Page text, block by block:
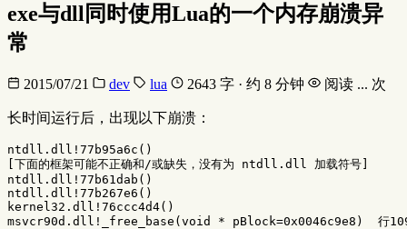
exe与dll同时使用Lua的一个内存崩溃异
常
2015/07/21 dev lua 2643 字 · 约 8 分钟 阅读 ... 次
长时间运行后，出现以下崩溃：
ntdll.dll!77b95a6c()
[下面的框架可能不正确和/或缺失，没有为 ntdll.dll 加载符号]
ntdll.dll!77b61dab()
ntdll.dll!77b267e6()
kernel32.dll!76ccc4d4()
msvcr90d.dll!_free_base(void * pBlock=0x0046c9e8)  行